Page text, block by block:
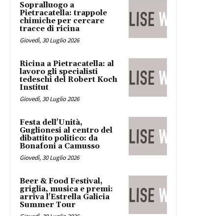
Sopralluogo a
Pietracatella: trappole
chimiche per cercare
tracce di ricina
Giovedì, 30 Luglio 2026
Ricina a Pietracatella: al
lavoro gli specialisti
tedeschi del Robert Koch
Institut
Giovedì, 30 Luglio 2026
Festa dell'Unità,
Guglionesi al centro del
dibattito politico: da
Bonafoni a Camusso
Giovedì, 30 Luglio 2026
Beer & Food Festival,
griglia, musica e premi:
arriva l'Estrella Galicia
Summer Tour